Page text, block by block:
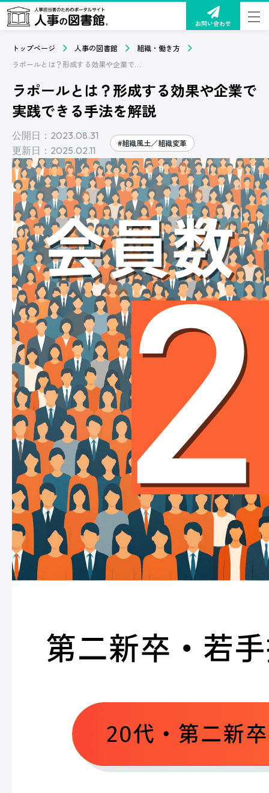
お問い合わせ
トップページ 人事の図書館
組織・働き方
ラポールとは？形成する効果や企業で実践できる手法を解説
ラポールとは？形成する効果や企業で
実践できる手法を解説
公開日：2023.08.31
更新日：2025.02.11
#組織風土／組織変革